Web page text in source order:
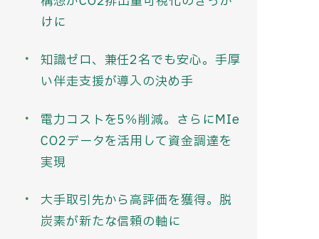
けに
知識ゼロ、兼任2名でも安心。手厚
い伴走支援が導入の決め手
電力コストを5％削減。さらにMIe
CO2データを活用して資金調達を
実現
大手取引先から高評価を獲得。脱
炭素が新たな信頼の軸に